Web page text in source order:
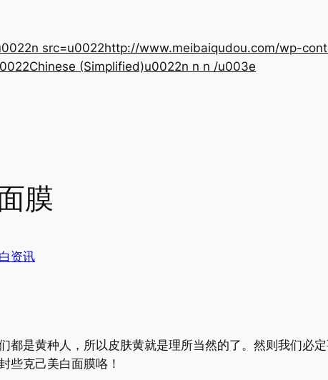
src=u0022http://www.meibaiqudou.com/wp-
(Simplified)u0022n n n /u003e
膜
资讯
都是黄种人，所以皮肤黄就是理所当然的了。然则我们必
些克己美白面膜咯！